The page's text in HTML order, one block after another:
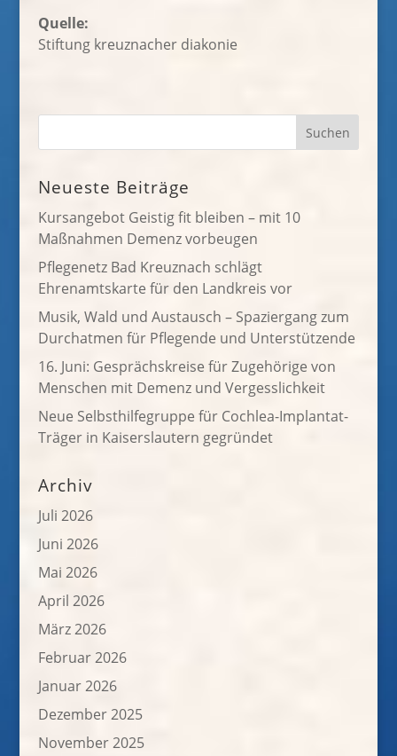
Quelle:
Stiftung kreuznacher diakonie
Neueste Beiträge
Kursangebot Geistig fit bleiben – mit 10
Maßnahmen Demenz vorbeugen
Pflegenetz Bad Kreuznach schlägt
Ehrenamtskarte für den Landkreis vor
Musik, Wald und Austausch – Spaziergang zum
Durchatmen für Pflegende und Unterstützende
16. Juni: Gesprächskreise für Zugehörige von
Menschen mit Demenz und Vergesslichkeit
Neue Selbsthilfegruppe für Cochlea-Implantat-
Träger in Kaiserslautern gegründet
Archiv
Juli 2026
Juni 2026
Mai 2026
April 2026
März 2026
Februar 2026
Januar 2026
Dezember 2025
November 2025